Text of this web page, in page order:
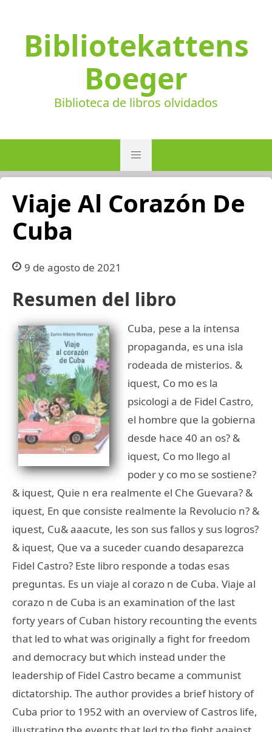
Bibliotekattens
Boeger
Biblioteca de libros olvidados
Viaje Al Corazón De
Cuba
9 de agosto de 2021
Resumen del libro
Cuba, pese a la intensa
propaganda, es una isla
rodeada de misterios. &
iquest, Co mo es la
psicologi a de Fidel Castro,
el hombre que la gobierna
desde hace 40 an os? &
iquest, Co mo llego al
poder y co mo se sostiene?
& iquest, Quie n era realmente el Che Guevara? &
iquest, En que consiste realmente la Revolucio n? &
iquest, Cu& aaacute, les son sus fallos y sus logros?
& iquest, Que va a suceder cuando desaparezca
Fidel Castro? Este libro responde a todas esas
preguntas. Es un viaje al corazo n de Cuba. Viaje al
corazo n de Cuba is an examination of the last
forty years of Cuban history recounting the events
that led to what was originally a fight for freedom
and democracy but which instead under the
leadership of Fidel Castro became a communist
dictatorship. The author provides a brief history of
Cuba prior to 1952 with an overview of Castros life,